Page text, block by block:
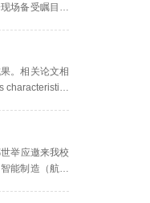
场备受瞩目的
。相关论文相
举应邀来我校
能制造（航空